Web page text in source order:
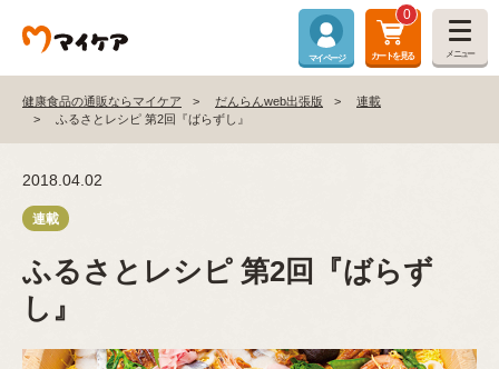
マイページ
0
カートを見る メニュー
健康食品の通販ならマイケア だんらんweb出張版
連載
ふるさとレシピ 第2回『ばらずし』
2018.04.02
ふるさとレシピ 第2回『ばらず
し』